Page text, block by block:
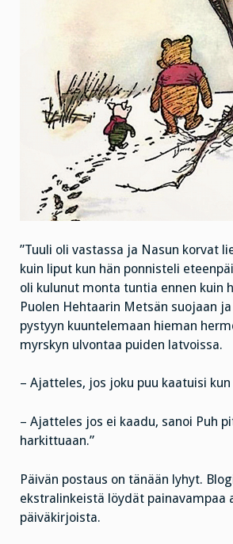
”Tuuli oli vastassa ja Nasun korvat
kuin liput kun hän ponnisteli
oli kulunut monta tuntia ennen kuin
Puolen Hehtaarin Metsän suojaan
pystyyn kuuntelemaan hieman
myrskyn ulvontaa puiden latvoissa.
– Ajatteles, jos joku puu kaatuisi
– Ajatteles jos ei kaadu, sanoi Puh
harkittuaan.”
Päivän postaus on tänään lyhyt.
ekstralinkeistä löydät painavampaa
päiväkirjoista.